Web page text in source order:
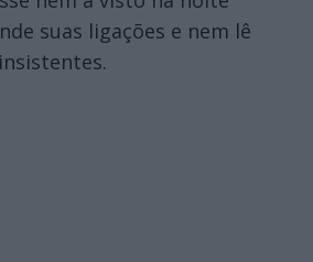
suas ligações e nem lê